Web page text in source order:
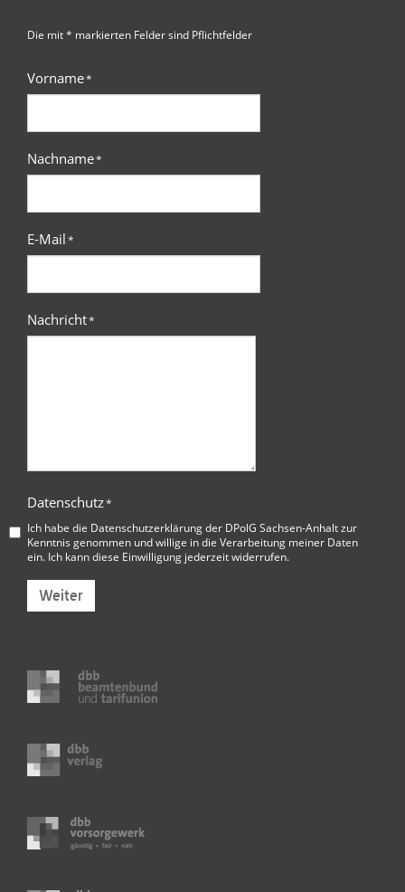
Die mit * markierten Felder sind Pflichtfelder
Vorname*
Nachname*
E-Mail*
Nachricht*
Datenschutz*
Ich habe die Datenschutzerklärung der DPolG Sachsen-Anhaltzur
Kenntnis genommen und willige in die Verarbeitung meiner Daten
ein. Ich kann diese Einwilligung jederzeit widerrufen.
Weiter